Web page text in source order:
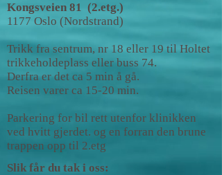
Kongsveien 81 (2.etg.)
1177 Oslo (Nordstrand)
Trikk fra sentrum, nr 18 eller 19 til Holtet
trikkeholdeplass eller buss 74.
Derfra er det ca 5 min å gå.
Reisen varer ca 15-20 min.
Parkering for bil rett utenfor klinikken
ved hvitt gjerdet. og en forran den brune
trappen opp til 2.etg
Slik får du tak i oss: